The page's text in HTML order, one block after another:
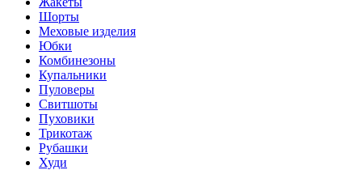
Шорты
Меховые изделия
Юбки
Комбинезоны
Купальники
Пуловеры
Свитшоты
Пуховики
Трикотаж
Рубашки
Худи